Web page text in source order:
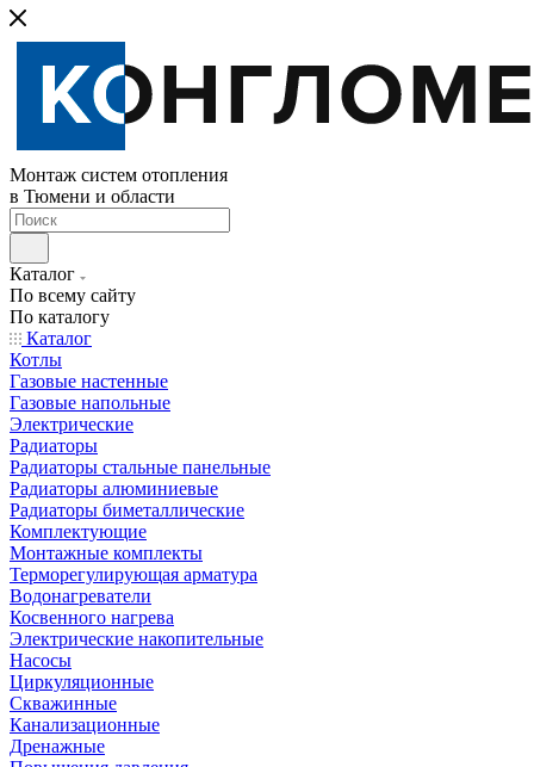
Монтаж систем отопления
в Тюмени и области
Каталог
По всему сайту
По каталогу
Каталог
Котлы
Газовые настенные
Газовые напольные
Электрические
Радиаторы
Радиаторы стальные панельные
Радиаторы алюминиевые
Радиаторы биметаллические
Комплектующие
Монтажные комплекты
Терморегулирующая арматура
Водонагреватели
Косвенного нагрева
Электрические накопительные
Насосы
Циркуляционные
Скважинные
Канализационные
Дренажные